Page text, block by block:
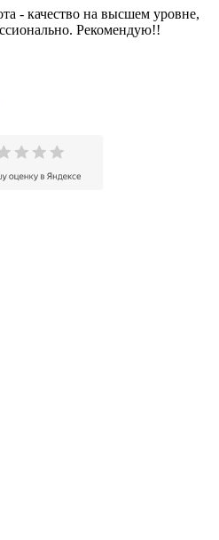
- качество на высшем уровне,
Рекомендую!!